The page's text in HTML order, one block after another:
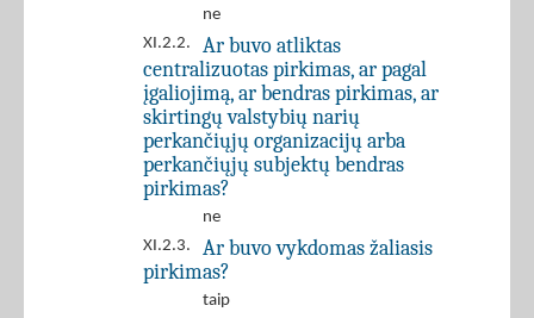
ne
XI.2.2.
Ar buvo atliktas
centralizuotas pirkimas, ar pagal
įgaliojimą, ar bendras pirkimas, ar
skirtingų valstybių narių
perkančiųjų organizacijų arba
perkančiųjų subjektų bendras
pirkimas?
ne
XI.2.3.
Ar buvo vykdomas žaliasis
pirkimas?
taip